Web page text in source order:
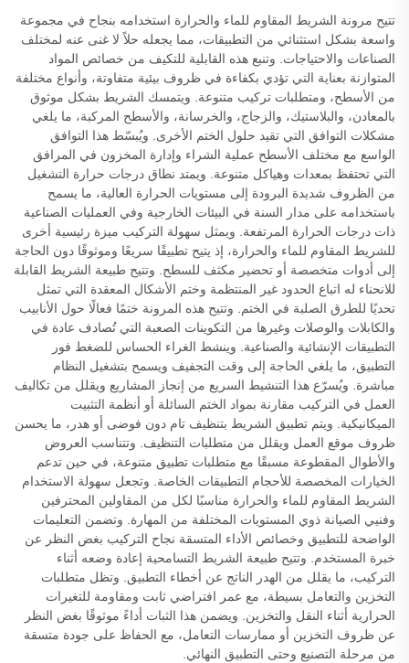
تتيح مرونة الشريط المقاوم للماء والحرارة استخدامه بنجاح في مجموعة
واسعة بشكل استثنائي من التطبيقات، مما يجعله حلاً لا غنى عنه لمختلف
الصناعات والاحتياجات. وتنبع هذه القابلية للتكيف من خصائص المواد
المتوازنة بعناية التي تؤدي بكفاءة في ظروف بيئية متفاوتة، وأنواع مختلفة
من الأسطح، ومتطلبات تركيب متنوعة. ويتمسك الشريط بشكل موثوق
بالمعادن، والبلاستيك، والزجاج، والخرسانة، والأسطح المركبة، ما يلغي
مشكلات التوافق التي تقيد حلول الختم الأخرى. ويُبسّط هذا التوافق
الواسع مع مختلف الأسطح عملية الشراء وإدارة المخزون في المرافق
التي تحتفظ بمعدات وهياكل متنوعة. ويمتد نطاق درجات حرارة التشغيل
من الظروف شديدة البرودة إلى مستويات الحرارة العالية، ما يسمح
باستخدامه على مدار السنة في البيئات الخارجية وفي العمليات الصناعية
ذات درجات الحرارة المرتفعة. ويمثل سهولة التركيب ميزة رئيسية أخرى
للشريط المقاوم للماء والحرارة، إذ يتيح تطبيقًا سريعًا وموثوقًا دون الحاجة
إلى أدوات متخصصة أو تحضير مكثف للسطح. وتتيح طبيعة الشريط القابلة
للانحناء له اتباع الحدود غير المنتظمة وختم الأشكال المعقدة التي تمثل
تحديًا للطرق الصلبة في الختم. وتتيح هذه المرونة ختمًا فعالًا حول الأنابيب
والكابلات والوصلات وغيرها من التكوينات الصعبة التي تُصادف عادة في
التطبيقات الإنشائية والصناعية. وينشط الغراء الحساس للضغط فور
التطبيق، ما يلغي الحاجة إلى وقت التجفيف ويسمح بتشغيل النظام
مباشرة. ويُسرّع هذا التنشيط السريع من إنجاز المشاريع ويقلل من تكاليف
العمل في التركيب مقارنة بمواد الختم السائلة أو أنظمة التثبيت
الميكانيكية. ويتم تطبيق الشريط بتنظيف تام دون فوضى أو هدر، ما يحسن
ظروف موقع العمل ويقلل من متطلبات التنظيف. وتتناسب العروض
والأطوال المقطوعة مسبقًا مع متطلبات تطبيق متنوعة، في حين تدعم
الخيارات المخصصة للأحجام التطبيقات الخاصة. وتجعل سهولة الاستخدام
الشريط المقاوم للماء والحرارة مناسبًا لكل من المقاولين المحترفين
وفنيي الصيانة ذوي المستويات المختلفة من المهارة. وتضمن التعليمات
الواضحة للتطبيق وخصائص الأداء المتسقة نجاح التركيب بغض النظر عن
خبرة المستخدم. وتتيح طبيعة الشريط التسامحية إعادة وضعه أثناء
التركيب، ما يقلل من الهدر الناتج عن أخطاء التطبيق. وتظل متطلبات
التخزين والتعامل بسيطة، مع عمر افتراضي ثابت ومقاومة للتغيرات
الحرارية أثناء النقل والتخزين. ويضمن هذا الثبات أداءً موثوقًا بغض النظر
عن ظروف التخزين أو ممارسات التعامل، مع الحفاظ على جودة متسقة
من مرحلة التصنيع وحتى التطبيق النهائي.